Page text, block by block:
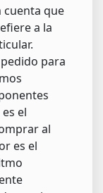
cuenta que
a la
para
el
al
es el